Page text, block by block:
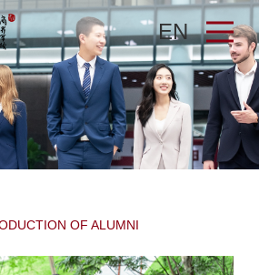
EN
OF ALUMNI